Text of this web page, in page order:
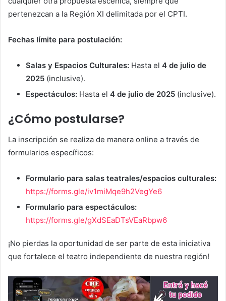
pertenezcan a la Región XI delimitada por el CPTI.
Fechas límite para postulación:
Salas y Espacios Culturales: Hasta el 4 de julio de
2025 (inclusive).
Espectáculos: Hasta el 4 de julio de 2025 (inclusive).
¿Cómo postularse?
La inscripción se realiza de manera online a través de
formularios específicos:
Formulario para salas teatrales/espacios culturales:
https://forms.gle/iv1miMqe9h2VegYe6
Formulario para espectáculos:
https://forms.gle/gXdSEaDTsVEaRbpw6
¡No pierdas la oportunidad de ser parte de esta iniciativa
que fortalece el teatro independiente de nuestra región!